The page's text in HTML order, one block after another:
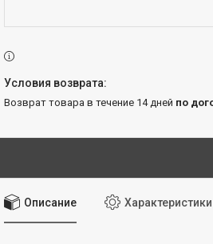
возврат товара в течение 14 дней по
Описание Характеристики